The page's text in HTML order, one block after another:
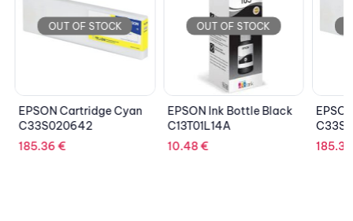
OUT OF STOCK
EPSON Cartridge Cyan
C33S020642
185.36€
OUT OF STOCK
EPSON Ink Bottle Black
C13T01L14A
10.48€
185.36